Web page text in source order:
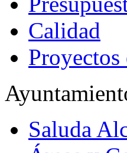
Calidad
Proyectos
Saluda